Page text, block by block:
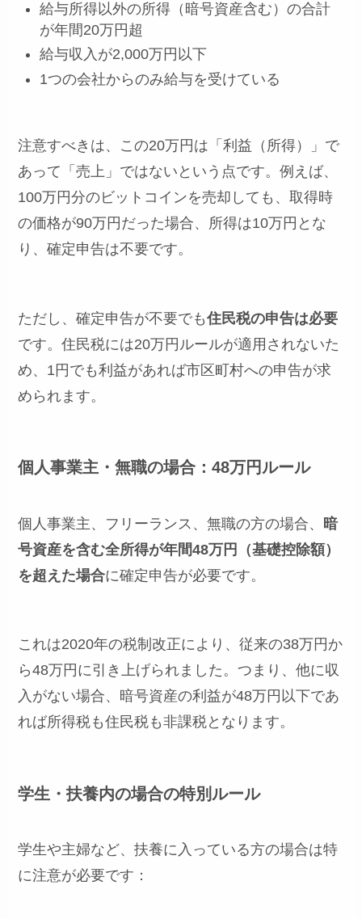
給与所得以外の所得（暗号資産含む）の合計
が年間20万円超
給与収入が2,000万円以下
1つの会社からのみ給与を受けている
注意すべきは、この20万円は「利益（所得）」で
あって「売上」ではないという点です。例えば、
100万円分のビットコインを売却しても、取得時
の価格が90万円だった場合、所得は10万円とな
り、確定申告は不要です。
ただし、確定申告が不要でも住民税の申告は必要
です。住民税には20万円ルールが適用されないた
め、1円でも利益があれば市区町村への申告が求
められます。
個人事業主・無職の場合：48万円ルール
個人事業主、フリーランス、無職の方の場合、
暗
号資産を含む全所得が年間48万円（基礎控除額）
を超えた場合に確定申告が必要です。
これは2020年の税制改正により、従来の38万円か
ら48万円に引き上げられました。つまり、他に収
入がない場合、暗号資産の利益が48万円以下であ
れば所得税も住民税も非課税となります。
学生・扶養内の場合の特別ルール
学生や主婦など、扶養に入っている方の場合は特
に注意が必要です：